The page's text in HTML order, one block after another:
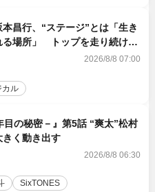
昌行、“ステージ”とは「生き
る場所」 トップを走り続ける
2026/8/8 07:00
カル
目の秘密－』第5話 “爽太”松村
く動き出す
2026/8/8 06:30
SixTONES